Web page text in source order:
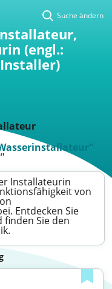
Suche ändern
(engl.:
Installateurin
von
Entdecken Sie
finden Sie den